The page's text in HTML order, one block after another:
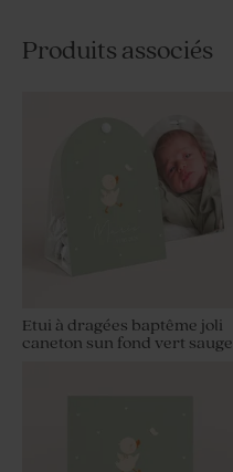
Produits associés
Etui à dragées baptême joli
caneton sun fond vert sauge